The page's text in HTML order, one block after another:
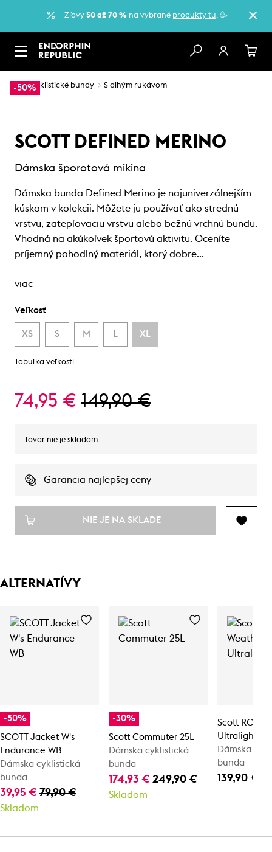
Zľavy 50 až 70 %na vybrané produkty tu. 🥳
-50%
… Cyklistické bundy S dlhým rukávom
SCOTT DEFINED MERINO
Dámska šporotová mikina
Dámska bunda Defined Merino je najuniverzálnejším
kúskom v kolekcii. Môžete ju používať ako strednú
vrstvu, zatepľovaciu vrstvu alebo bežnú vrchnú bundu.
Vhodná na akúkoľvek športovú aktivitu. Oceníte
príjemný pohodlný materiál, ktorý dobre…
viac
Veľkosť
XS S M L XL
Tabuľka veľkostí
74,95 € 149,90 €
Tovar nie je skladom.
Garancia najlepšej ceny
NIE JE NA SKLADE
ALTERNATÍVY
-50%
SCOTT Jacket W's
Endurance WB
Dámska cyklistická
bunda
39,95 € 79,90 €
Skladom
-30%
Scott Commuter 25L
Dámska cyklistická
bunda
174,93 €249,90 €
Skladom
Scott RC
Ultralight
Dámska
bunda
139,90 €